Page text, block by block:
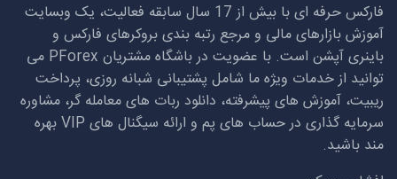
فارکس حرفه ای با بیش از 17 سال سابقه فعالیت، یک وبسایت
آموزش بازارهای مالی و مرجع رتبه بندی بروکرهای فارکس و
باینری آپشن است. با عضویت در باشگاه مشتریان PForex می
توانید از خدمات ویژه ما شامل پشتیبانی شبانه روزی، پرداخت
ریبیت، آموزش های پیشرفته، دانلود ربات های معامله گر، مشاوره
سرمایه گذاری در حساب های پم و ارائه سیگنال های VIPبهره
مند باشید.